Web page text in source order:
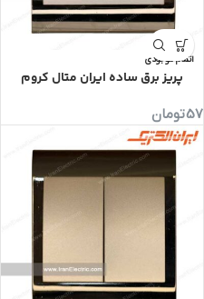
اتمام موجودی
پریز برق ساده ایران متال کروم
57تومان